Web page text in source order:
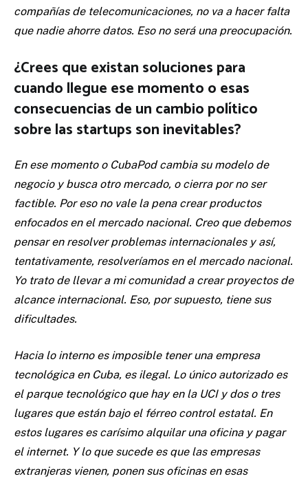
compañías de telecomunicaciones, no va a hacer falta
que nadie ahorre datos. Eso no será una preocupación.
¿Crees que existan soluciones para
cuando llegue ese momento o esas
consecuencias de un cambio político
sobre las startups son inevitables?
En ese momento o CubaPod cambia su modelo de
negocio y busca otro mercado, o cierra por no ser
factible. Por eso no vale la pena crear productos
enfocados en el mercado nacional. Creo que debemos
pensar en resolver problemas internacionales y así,
tentativamente, resolveríamos en el mercado nacional.
Yo trato de llevar a mi comunidad a crear proyectos de
alcance internacional. Eso, por supuesto, tiene sus
dificultades.
Hacia lo interno es imposible tener una empresa
tecnológica en Cuba, es ilegal. Lo único autorizado es
el parque tecnológico que hay en la UCI y dos o tres
lugares que están bajo el férreo control estatal. En
estos lugares es carísimo alquilar una oficina y pagar
el internet. Y lo que sucede es que las empresas
extranjeras vienen, ponen sus oficinas en esas